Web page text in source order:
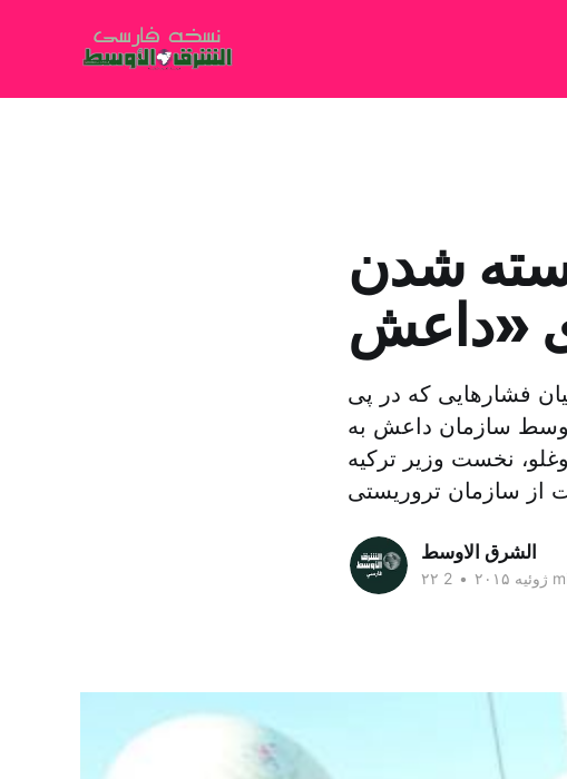
شدن
فشارهایی که در پی
توسط سازمان داعش به
نخست وزیر ترکیه
الشرق الاوسط
۲۲ ژوئیه ۲۰۱۵ • 2